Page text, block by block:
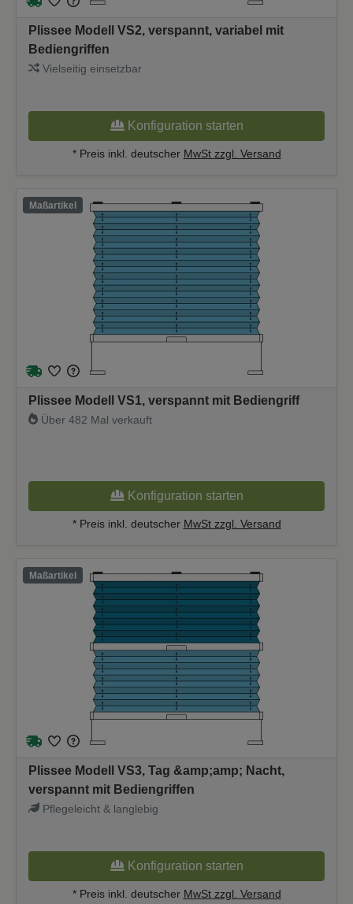
Plissee Modell VS2, verspannt, variabel mit
Bediengriffen
Vielseitig einsetzbar
Konfiguration starten
* Preis inkl. deutscher MwSt zzgl. Versand
Maßartikel
Plissee Modell VS1, verspannt mit Bediengriff
Über 482 Mal verkauft
Konfiguration starten
* Preis inkl. deutscher MwSt zzgl. Versand
Maßartikel
Plissee Modell VS3, Tag &amp;amp; Nacht,
verspannt mit Bediengriffen
Pflegeleicht & langlebig
Konfiguration starten
* Preis inkl. deutscher MwSt zzgl. Versand